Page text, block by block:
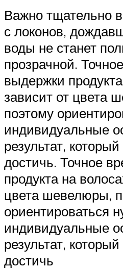
Важно тщательно
с локонов,
воды не станет
прозрачной.
выдержки
зависит от цвета
поэтому
индивидуальные
результат,
достичь. Точное
продукта на
цвета шевелюры,
ориентироваться
индивидуальные
результат,
достичь